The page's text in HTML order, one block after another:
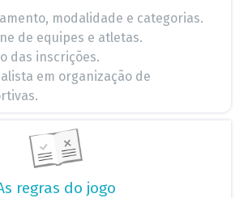
modalidade e categorias.
de equipes e atletas.
das inscrições.
em organização de
regras do jogo